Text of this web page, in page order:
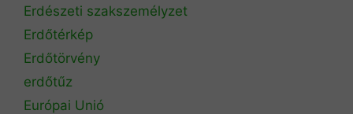
Erdészeti szakszemélyzet
Erdőtérkép
Erdőtörvény
erdőtűz
Európai Unió